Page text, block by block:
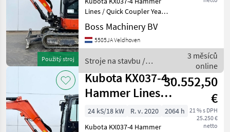
Použitý stroj
Lines / Quick Coupler Year:
2020 Reference number:
BM007576 Hours: 2.648
Type KX037-4 Location
Certificate: CE Availab
Boss Machinery BV
5505JA Veldhoven
Stroje na stavbu /
Kubota
3 měsíců
online
Kubota KX037-4 -
Hammer Lines /
Quick Coupler
30.552,50
€
21 % s DPH
25.250 €
netto
24 kS/18 kW R. v. 2020
2064 h
Kubota KX037-4 Hammer